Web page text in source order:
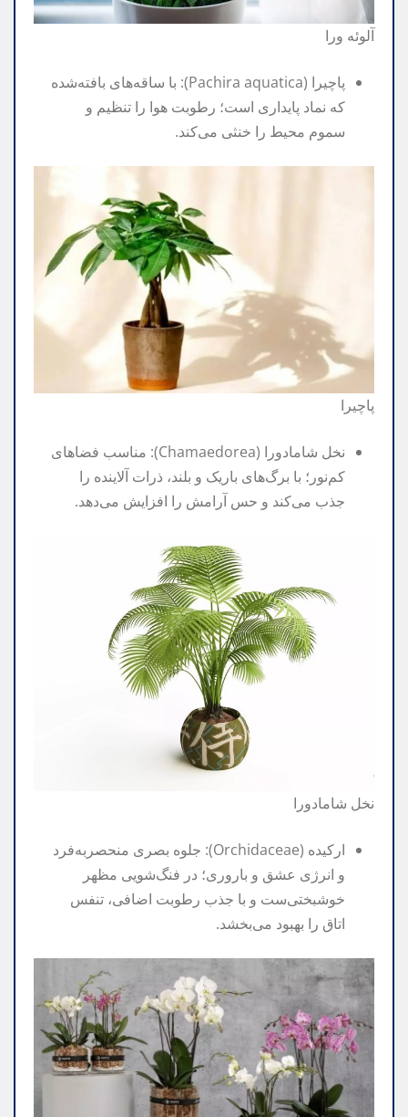
آلوئه ورا
پاچیرا (Pachira aquatica): با ساقه‌های بافته‌شده
که نماد پایداری است؛ رطوبت هوا را تنظیم و
سموم محیط را خنثی می‌کند.
پاچیرا
نخل شامادورا (Chamaedorea): مناسب فضاهای
کم‌نور؛ با برگ‌های باریک و بلند، ذرات آلاینده را
جذب می‌کند و حس آرامش را افزایش می‌دهد.
نخل شامادورا
ارکیده (Orchidaceae): جلوه بصری منحصربه‌فرد
و انرژی عشق و باروری؛ در فنگ‌شویی مظهر
خوشبختی‌ست و با جذب رطوبت اضافی، تنفس
اتاق را بهبود می‌بخشد.